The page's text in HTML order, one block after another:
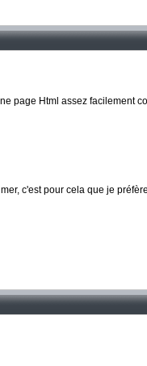
page Html assez facilement
c'est pour cela que je